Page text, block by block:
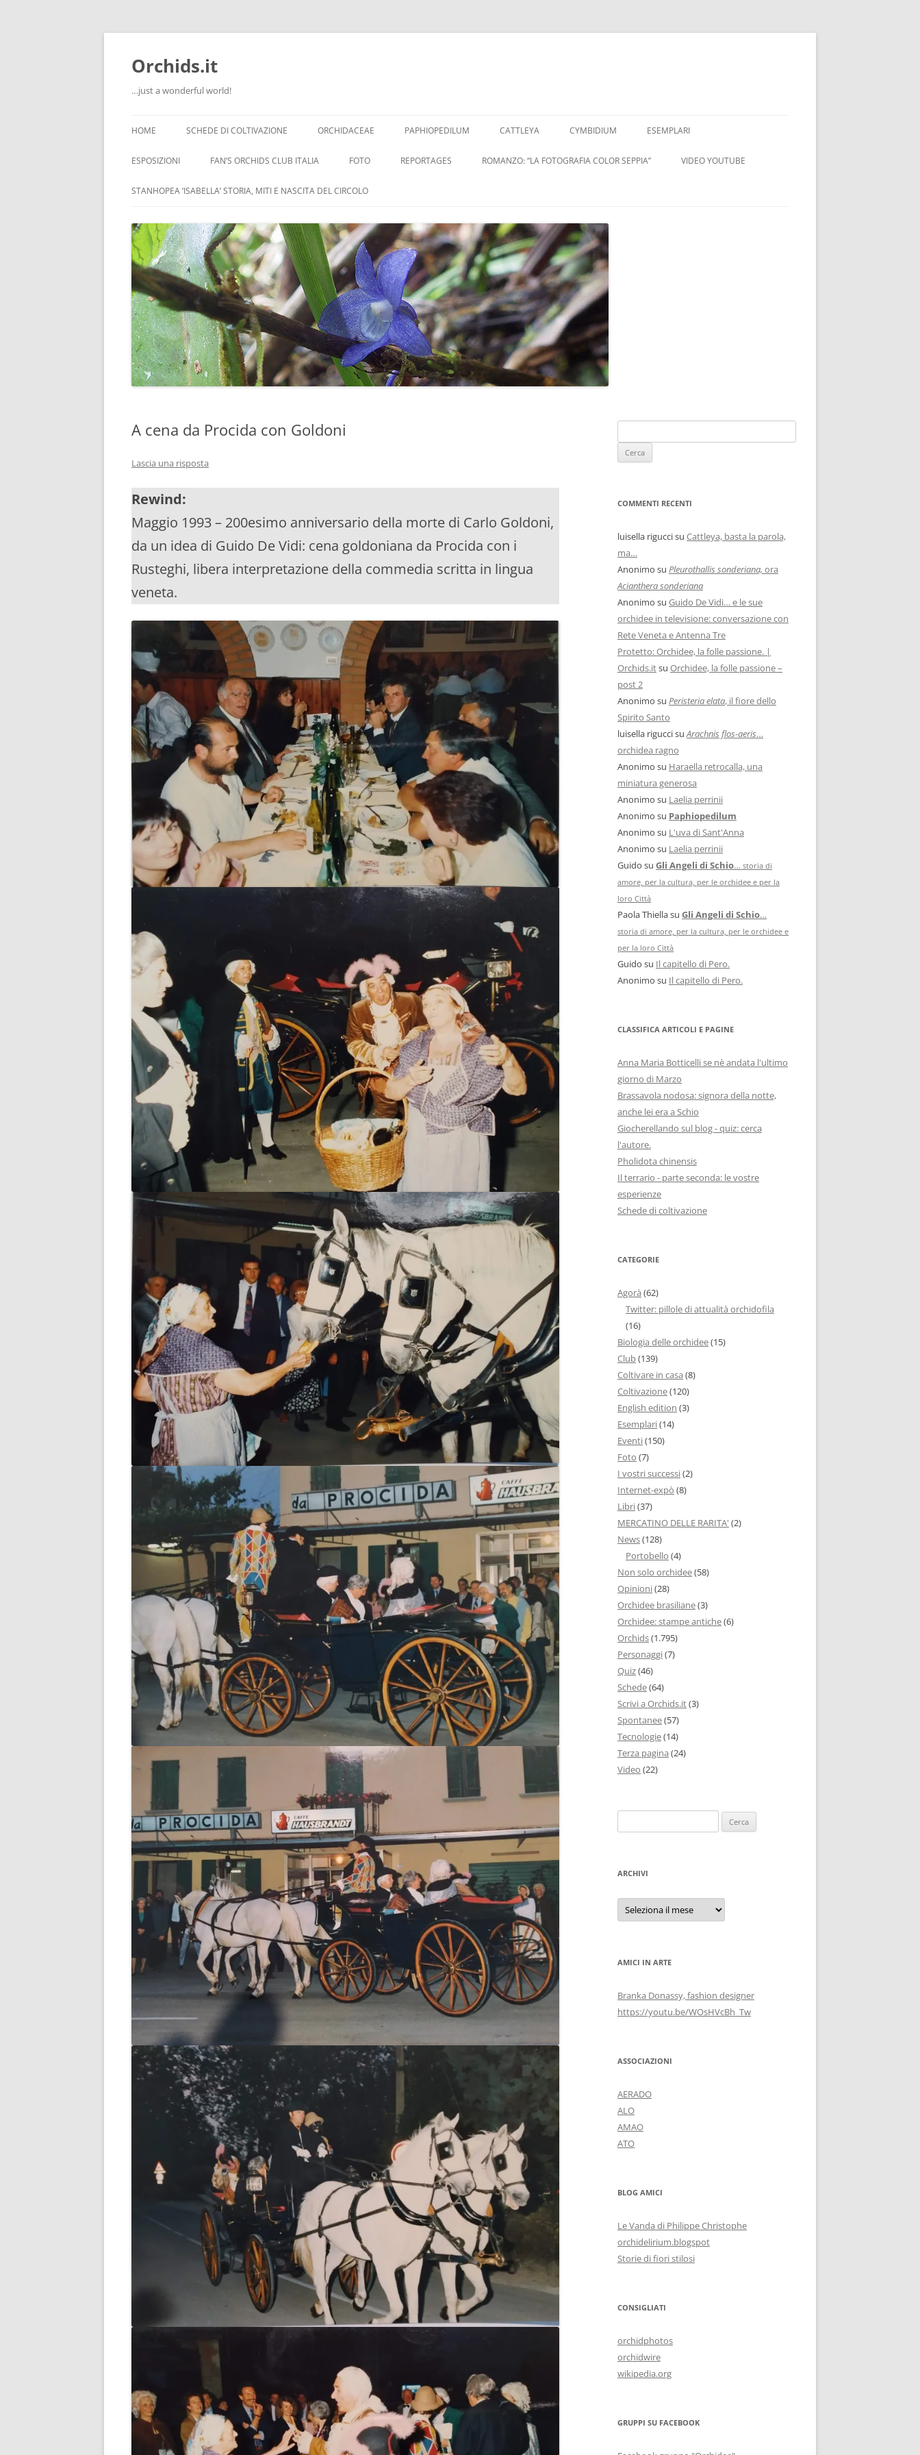
Orchids.it
…just a wonderful world!
al
HOME
INFO
LA SERRA DI GUIDO
SCHEDE DI COLTIVAZIONE ORCHIDACEAE PAPHIOPEDILUM CATTLEYA CYMBIDIUM ESEMPLARI
ESPOSIZIONI FAN’S ORCHIDS CLUB ITALIA FOTO REPORTAGES ROMANZO: “LA FOTOGRAFIA COLOR SEPPIA” VIDEO YOUTUBE
STANHOPEA ‘ISABELLA’ STORIA, MITI E NASCITA DEL CIRCOLO
A cena da Procida con Goldoni
Lascia una risposta
Rewind:
Maggio 1993 – 200esimo anniversario della morte di Carlo Goldoni,
da un idea di Guido De Vidi: cena goldoniana da Procida con i
Rusteghi, libera interpretazione della commedia scritta in lingua
veneta.
COMMENTI RECENTI
luisella riguccisu Cattleya, basta la parola,
ma…
Anonimo su Pleurothallis sonderiana, ora
Acianthera sonderiana
Anonimo su Guido De Vidi… e le sue
orchidee in televisione: conversazione con
Rete Veneta e Antenna Tre
Protetto: Orchidee, la folle passione. |
Orchids.itsu Orchidee, la folle passione –
post 2
Anonimo su Peristeria elata, il fiore dello
Spirito Santo
luisella riguccisuArachnis flos-aeris…
orchidea ragno
Anonimo su Haraella retrocalla, una
miniatura generosa
Anonimo su Laelia perrinii
Anonimo su Paphiopedilum
Anonimo su L'uva di Sant'Anna
Anonimo su Laelia perrinii
Guido su Gli Angeli di Schio… storia di
amore, per la cultura, per le orchidee e per la
loro Città
Paola Thiellasu Gli Angeli di Schio…
storia di amore, per la cultura, per le orchidee e
per la loro Città
Guido su Il capitello di Pero.
Anonimo su Il capitello di Pero.
CLASSIFICA ARTICOLI E PAGINE
Anna Maria Botticelli se nè andata l'ultimo
giorno di Marzo
Brassavola nodosa: signora della notte,
anche lei era a Schio
Giocherellando sul blog - quiz: cerca
l'autore.
Pholidota chinensis
Il terrario - parte seconda: le vostre
esperienze
Schede di coltivazione
CATEGORIE
Agorà (62)
Twitter: pillole di attualità orchidofila
(16)
Biologia delle orchidee(15)
Club(139)
Coltivare in casa (8)
Coltivazione(120)
English edition (3)
Esemplari(14)
Eventi(150)
Foto (7)
I vostri successi(2)
Internet-expò (8)
Libri(37)
MERCATINO DELLE RARITA' (2)
News(128)
Portobello (4)
Non solo orchidee(58)
Opinioni(28)
Orchidee brasiliane(3)
Orchidee: stampe antiche(6)
Orchids(1.795)
Personaggi(7)
Quiz(46)
Schede(64)
Scrivi a Orchids.it(3)
Spontanee(57)
Tecnologie(14)
Terza pagina (24)
Video (22)
per:
ARCHIVI
Archivi
AMICI IN ARTE
Branka Donassy, fashion designer
https://youtu.be/WOsHVcBh_Tw
ASSOCIAZIONI
AERADO
ALO
AMAO
ATO
BLOG AMICI
Le Vanda di Philippe Christophe
orchidelirium.blogspot
Storie di fiori stilosi
CONSIGLIATI
orchidphotos
orchidwire
wikipedia.org
GRUPPI SU FACEBOOK